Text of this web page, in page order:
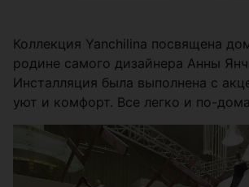
Коллекция Yanchilina посвящена
родине самого дизайнера Анны
Инсталляция была выполнена с
уют и комфорт. Все легко и по-